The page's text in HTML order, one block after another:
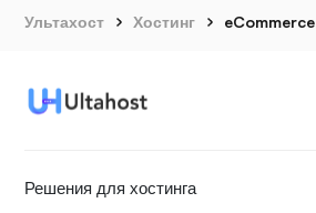
Ультахост Хостинг
Решения для хостинга